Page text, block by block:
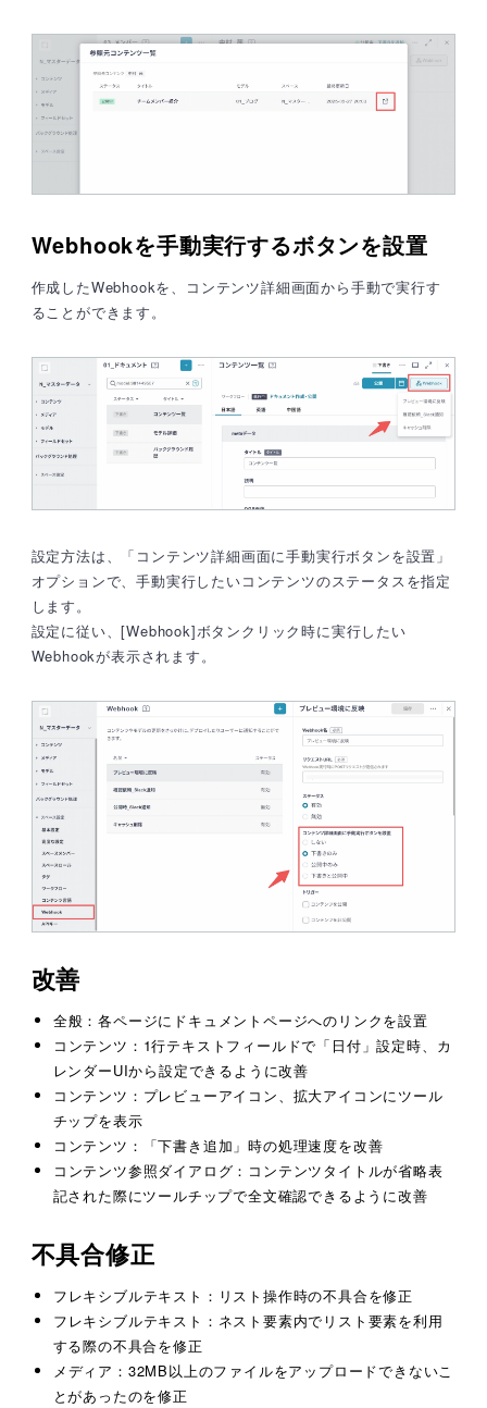
Webhookを手動実行するボタンを設置
作成したWebhookを、コンテンツ詳細画面から手動で実行す
ることができます。
設定方法は、「コンテンツ詳細画面に手動実行ボタンを設置」
オプションで、手動実行したいコンテンツのステータスを指定
します。
設定に従い、[Webhook]ボタンクリック時に実行したい
Webhookが表示されます。
改善
全般：各ページにドキュメントページへのリンクを設置
コンテンツ：1行テキストフィールドで「日付」設定時、カ
レンダーUIから設定できるように改善
コンテンツ：プレビューアイコン、拡大アイコンにツール
チップを表示
コンテンツ：「下書き追加」時の処理速度を改善
コンテンツ参照ダイアログ：コンテンツタイトルが省略表
記された際にツールチップで全文確認できるように改善
不具合修正
フレキシブルテキスト：リスト操作時の不具合を修正
フレキシブルテキスト：ネスト要素内でリスト要素を利用
する際の不具合を修正
メディア：32MB以上のファイルをアップロードできないこ
とがあったのを修正